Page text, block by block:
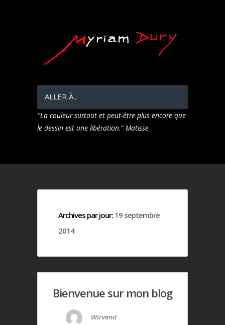
ALLER À...
Archives par jour: 19 septembre
2014
Bienvenue sur mon blog
Wirvend